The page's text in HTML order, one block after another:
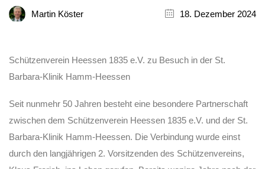
Martin Köster 18. Dezember 2024
Schützenverein Heessen 1835 e.V. zu Besuch in der St.
Barbara-Klinik Hamm-Heessen
Seit nunmehr 50 Jahren besteht eine besondere Partnerschaft
zwischen dem Schützenverein Heessen 1835 e.V. und der St.
Barbara-Klinik Hamm-Heessen. Die Verbindung wurde einst
durch den langjährigen 2. Vorsitzenden des Schützenvereins,